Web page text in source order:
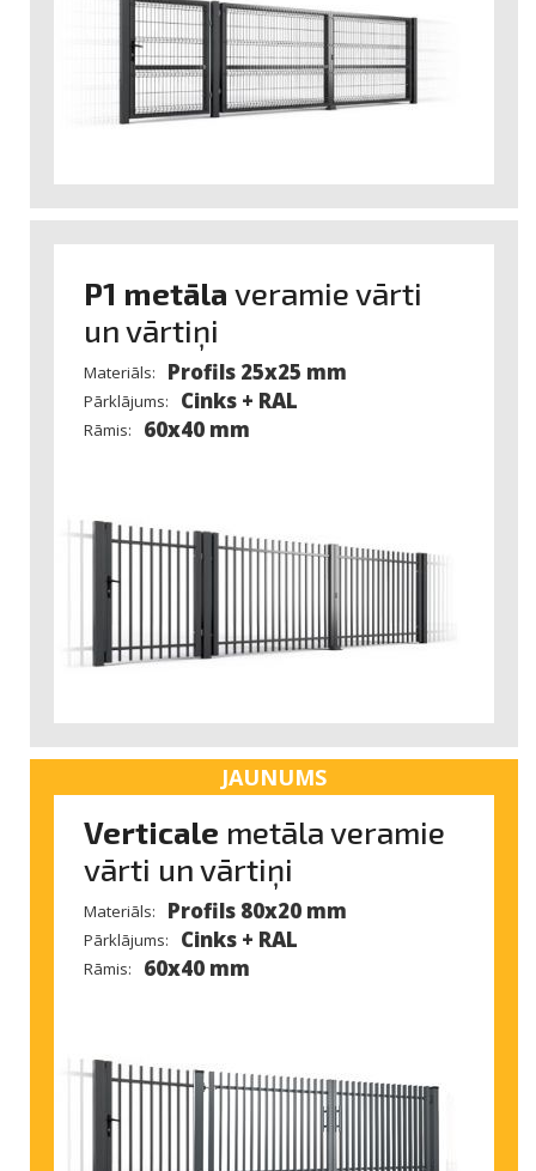
P1 metāla veramie vārti
un vārtiņi
Materiāls: Profils 25x25 mm
Pārklājums: Cinks + RAL
Rāmis: 60x40 mm
JAUNUMS
Verticale metāla veramie
vārti un vārtiņi
Materiāls: Profils 80x20 mm
Pārklājums: Cinks + RAL
Rāmis: 60x40 mm